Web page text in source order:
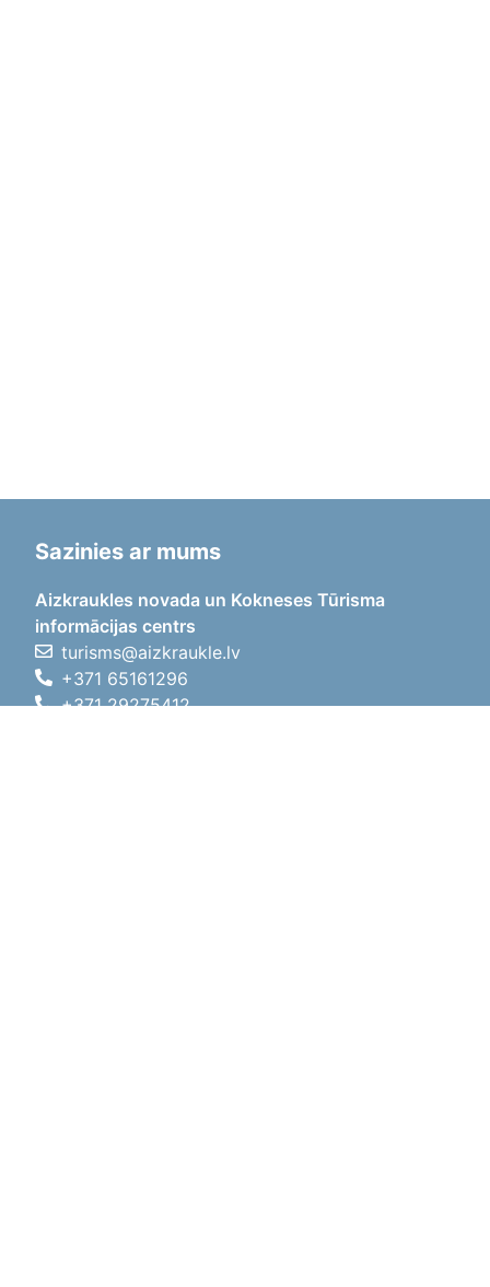
Sazinies ar mums
Aizkraukles novada un Kokneses Tūrisma
informācijas centrs
turisms@aizkraukle.lv
+371 65161296
+371 29275412